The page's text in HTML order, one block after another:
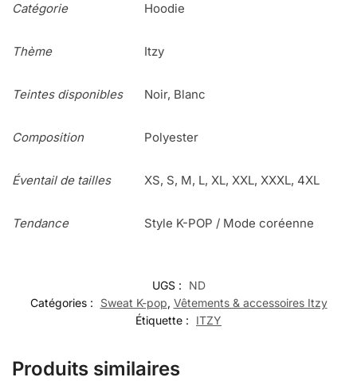
Catégorie Hoodie
Thème Itzy
Teintes disponibles Noir, Blanc
Composition Polyester
Éventail de tailles XS, S, M, L, XL, XXL, XXXL, 4XL
Tendance Style K-POP / Mode coréenne
UGS :
ND
Catégories :
Sweat K-pop, Vêtements & accessoires Itzy
Étiquette :
ITZY
Produits similaires